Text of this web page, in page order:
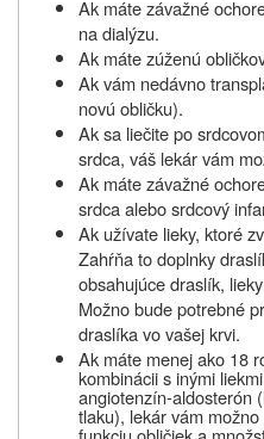
Ak máte závažné
na dialýzu.
Ak máte zúženú
Ak vám nedávno
novú obličku).
Ak sa liečite po
srdca, váš lekár vám
Ak máte závažné
srdca alebo srdcový
Ak užívate lieky, ktoré
Zahŕňa to doplnky
obsahujúce draslík,
Možno bude potrebné
draslíka vo vašej krvi.
Ak máte menej ako 18
kombinácii s inými
angiotenzín-aldosterón
tlaku), lekár vám